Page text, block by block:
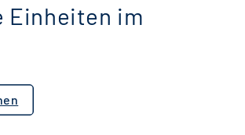
Einheiten im